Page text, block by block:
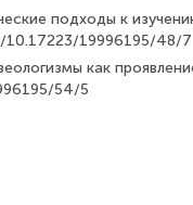
подходы к
10.17223/19996195/48/7
как
54/5